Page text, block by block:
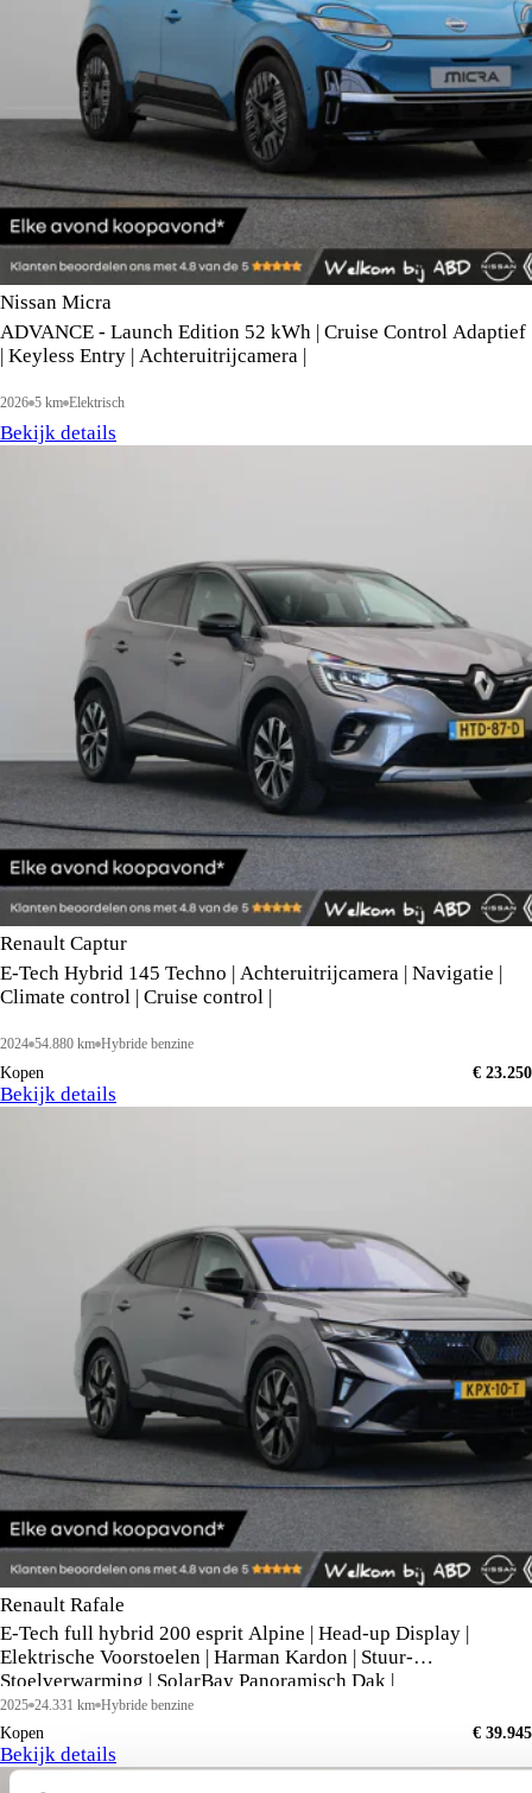
Nissan Micra
ADVANCE - Launch Edition 52 kWh | Cruise Control Adaptief
| Keyless Entry | Achteruitrijcamera |
2026 5 km Elektrisch
Bekijk details
Renault Captur
E-Tech Hybrid 145 Techno | Achteruitrijcamera | Navigatie |
Climate control | Cruise control |
2024 54.880 km Hybride benzine
Kopen € 23.250
Bekijk details
Renault Rafale
E-Tech full hybrid 200 esprit Alpine | Head-up Display |
Elektrische Voorstoelen | Harman Kardon | Stuur-
Stoelverwarming | SolarBay Panoramisch Dak |
2025 24.331 km Hybride benzine
Kopen € 39.945
Bekijk details